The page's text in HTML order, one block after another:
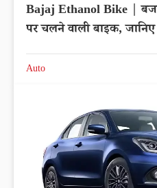
Bajaj Ethanol Bike |
पर चलने वाली बाइक, जानिए
Auto